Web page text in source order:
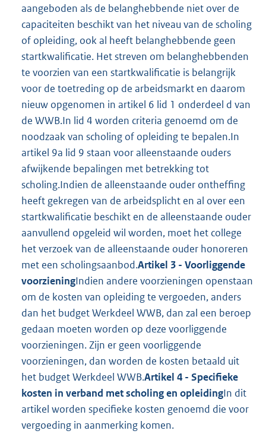
aangeboden als de belanghebbende niet over de
capaciteiten beschikt van het niveau van de scholing
of opleiding, ook al heeft belanghebbende geen
startkwalificatie. Het streven om belanghebbenden
te voorzien van een startkwalificatie is belangrijk
voor de toetreding op de arbeidsmarkt en daarom
nieuw opgenomen in artikel 6 lid 1 onderdeel d van
de WWB.In lid 4 worden criteria genoemd om de
noodzaak van scholing of opleiding te bepalen.In
artikel 9a lid 9 staan voor alleenstaande ouders
afwijkende bepalingen met betrekking tot
scholing.Indien de alleenstaande ouder ontheffing
heeft gekregen van de arbeidsplicht en al over een
startkwalificatie beschikt en de alleenstaande ouder
aanvullend opgeleid wil worden, moet het college
het verzoek van de alleenstaande ouder honoreren
met een scholingsaanbod.Artikel 3 - Voorliggende
voorzieningIndien andere voorzieningen openstaan
om de kosten van opleiding te vergoeden, anders
dan het budget Werkdeel WWB, dan zal een beroep
gedaan moeten worden op deze voorliggende
voorzieningen. Zijn er geen voorliggende
voorzieningen, dan worden de kosten betaald uit
het budget Werkdeel WWB.Artikel 4 - Specifieke
kosten in verband met scholing en opleidingIn dit
artikel worden specifieke kosten genoemd die voor
vergoeding in aanmerking komen.